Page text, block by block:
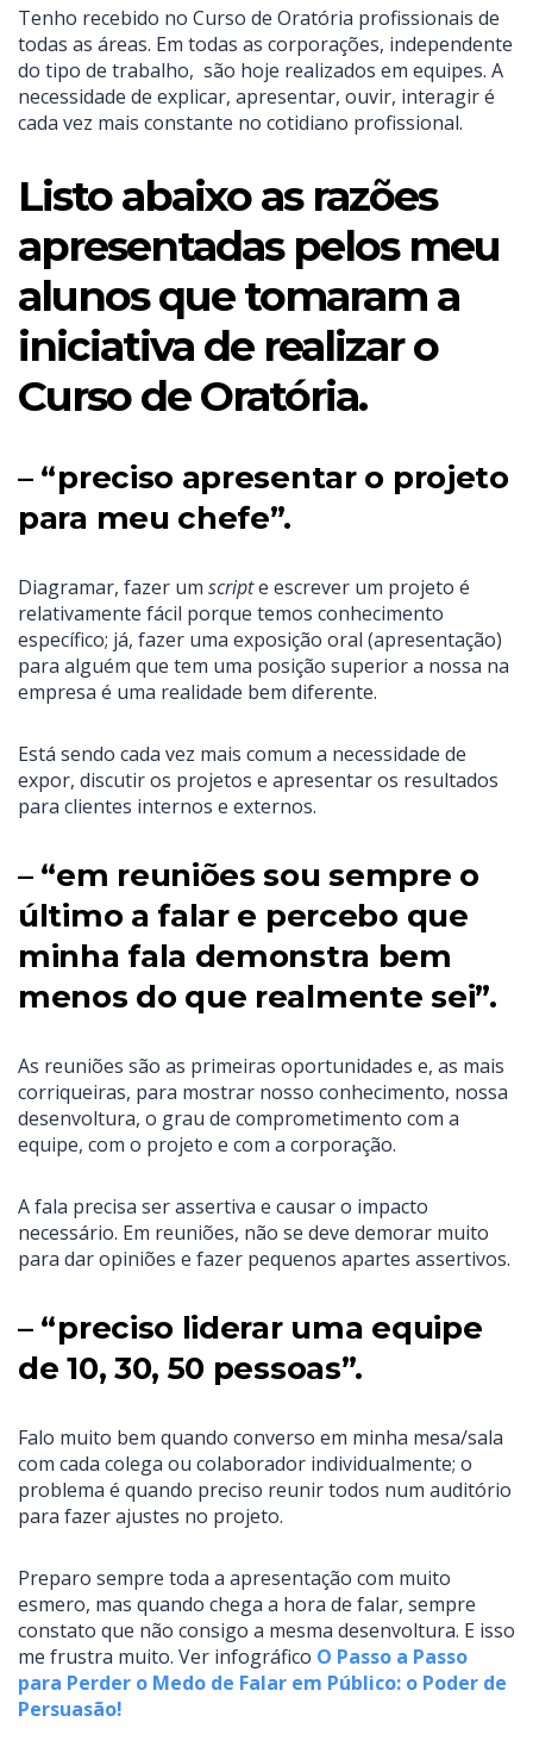
Tenho recebido no Curso de Oratória profissionais de
todas as áreas. Em todas as corporações, independente
do tipo de trabalho, são hoje realizados em equipes. A
necessidade de explicar, apresentar, ouvir, interagir é
cada vez mais constante no cotidiano profissional.
Listo abaixo as razões
apresentadas pelos meu
alunos que tomaram a
iniciativa de realizar o
Curso de Oratória.
– “preciso apresentar o projeto
para meu chefe”.
Diagramar, fazer um scripte escrever um projeto é
relativamente fácil porque temos conhecimento
específico; já, fazer uma exposição oral (apresentação)
para alguém que tem uma posição superior a nossa na
empresa é uma realidade bem diferente.
Está sendo cada vez mais comum a necessidade de
expor, discutir os projetos e apresentar os resultados
para clientes internos e externos.
– “em reuniões sou sempre o
último a falar e percebo que
minha fala demonstra bem
menos do que realmente sei”.
As reuniões são as primeiras oportunidades e, as mais
corriqueiras, para mostrar nosso conhecimento, nossa
desenvoltura, o grau de comprometimento com a
equipe, com o projeto e com a corporação.
A fala precisa ser assertiva e causar o impacto
necessário. Em reuniões, não se deve demorar muito
para dar opiniões e fazer pequenos apartes assertivos.
– “preciso liderar uma equipe
de 10, 30, 50 pessoas”.
Falo muito bem quando converso em minha mesa/sala
com cada colega ou colaborador individualmente; o
problema é quando preciso reunir todos num auditório
para fazer ajustes no projeto.
Preparo sempre toda a apresentação com muito
esmero, mas quando chega a hora de falar, sempre
constato que não consigo a mesma desenvoltura. E isso
me frustra muito. Ver infográfico O Passo a Passo
para Perder o Medo de Falar em Público: o Poder de
Persuasão!